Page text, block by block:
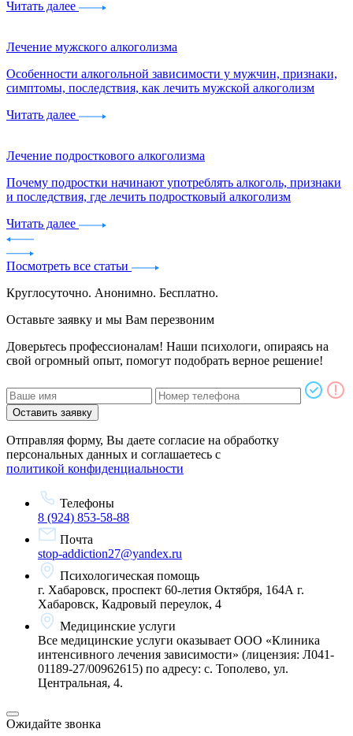
Читать далее
Лечение мужского алкоголизма
Особенности алкогольной зависимости у мужчин, признаки,
симптомы, последствия, как лечить мужской алкоголизм
Читать далее
Лечение подросткового алкоголизма
Почему подростки начинают употреблять алкоголь, признаки
и последствия, где лечить подростковый алкоголизм
Читать далее
Посмотреть все статьи
Круглосуточно. Анонимно. Бесплатно.
Оставьте заявку и мы Вам перезвоним
Доверьтесь профессионалам! Наши психологи, опираясь на
свой огромный опыт, помогут подобрать верное решение!
Оставить заявку
Отправляя форму, Вы даете согласие на обработку
персональных данных и соглашаетесь с
политикой конфиденциальности
Телефоны
8 (924) 853-58-88
Почта
stop-addiction27@yandex.ru
Психологическая помощь
г. Хабаровск, проспект 60-летия Октября, 164А г.
Хабаровск, Кадровый переулок, 4
Медицинские услуги
Все медицинские услуги оказывает ООО «Клиника
интенсивного лечения зависимости» (лицензия: Л041-
01189-27/00962615) по адресу: с. Тополево, ул.
Центральная, 4.
Ожидайте звонка